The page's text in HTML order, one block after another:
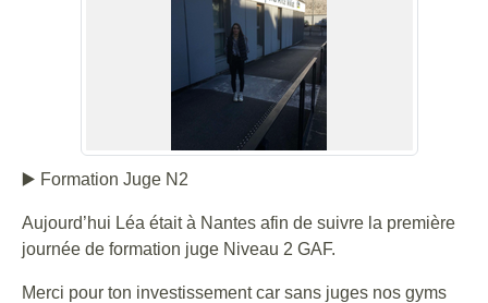
▶️ Formation Juge N2
Aujourd’hui Léa était à Nantes afin de suivre la première
journée de formation juge Niveau 2 GAF.
Merci pour ton investissement car sans juges nos gyms